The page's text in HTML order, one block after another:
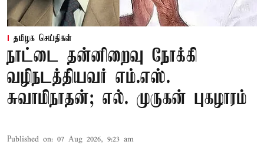
தமிழக செய்திகள்
நாட்டை தன்னிறைவு நோக்கி
வழிநடத்தியவர் எம்.எஸ்.
சுவாமிநாதன்; எல். முருகன் புகழாரம்
Published on: 07 Aug 2026, 9:23 am